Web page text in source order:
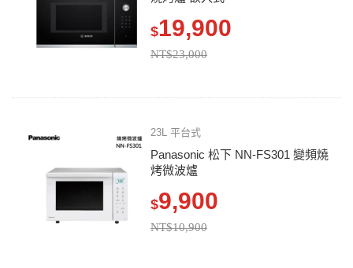
$19,900
NT$23,000
23L 平台式
Panasonic 松下 NN-FS301 變頻燒
烤微波爐
$9,900
NT$10,900